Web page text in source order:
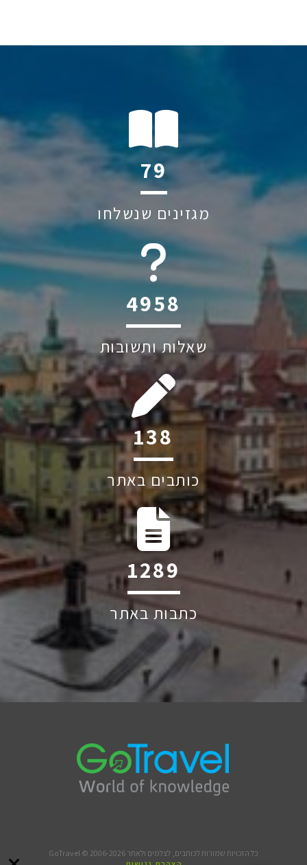
108
מגזינים שנשלחו
6045
שאלות ותשובות
188
כותבים באתר
1754
כתבות באתר
כל הזכויות שמורות לכותבים, לצלמים ולאתר GoTravel © 2006-2026